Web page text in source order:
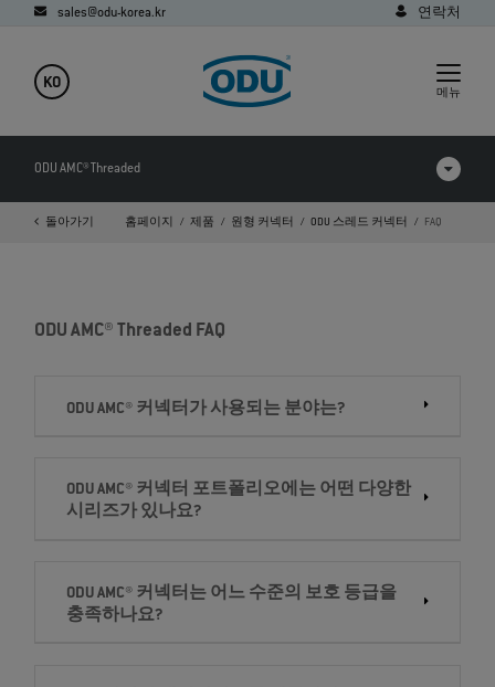
sales@odu-korea.kr 연락처
KO
메뉴
ODU AMC® Threaded
제품 비교
다운로드
돌아가기 홈페이지 제품 원형 커넥터 ODU 스레드 커넥터 FAQ
ODU AMC® Threaded FAQ
ODU AMC® 커넥터가 사용되는 분야는?
ODU AMC® 커넥터 포트폴리오에는 어떤 다양한
시리즈가 있나요?
ODU AMC® 커넥터는 어느 수준의 보호 등급을
충족하나요?